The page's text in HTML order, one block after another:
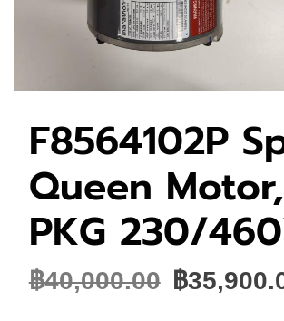
F8564102P
Queen
PKG 230/
฿40,000.00 Original
฿